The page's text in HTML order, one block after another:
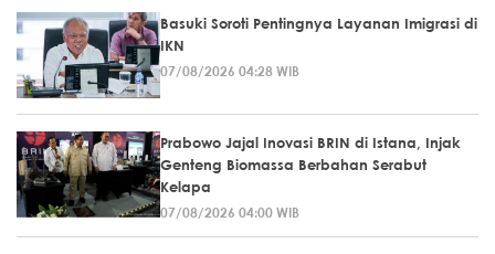
Basuki Soroti Pentingnya Layanan Imigrasi di
IKN
07/08/2026 04:28 WIB
Prabowo Jajal Inovasi BRIN di Istana, Injak
Genteng Biomassa Berbahan Serabut
Kelapa
07/08/2026 04:00 WIB